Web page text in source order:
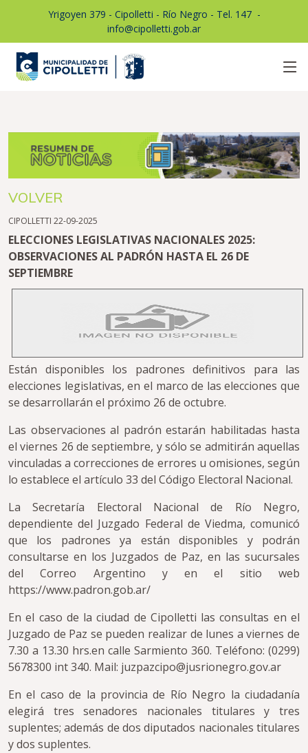
Yrigoyen 379 - Cipolletti - Río Negro - Tel. 1471 -
info@cipolletti.gob.ar
VOLVER
CIPOLLETTI 22-09-2025
ELECCIONES LEGISLATIVAS NACIONALES 2025:
OBSERVACIONES AL PADRÓN HASTA EL 26 DE
SEPTIEMBRE
Están disponibles los padrones definitivos para las
elecciones legislativas, en el marco de las elecciones que
se desarrollarán el próximo 26 de octubre.
Las observaciones al padrón estarán habilitadas hasta
el viernes 26 de septiembre, y sólo se admitirán aquellas
vinculadas a correcciones de errores u omisiones, según
lo establece el artículo 33 del Código Electoral Nacional.
La Secretaría Electoral Nacional de Río Negro,
dependiente del Juzgado Federal de Viedma, comunicó
que los padrones ya están disponibles y podrán
consultarse en los Juzgados de Paz, en las sucursales
del Correo Argentino y en el sitio web
https://www.padron.gob.ar/
En el caso de la ciudad de Cipolletti las consultas en el
Juzgado de Paz se pueden realizar de lunes a viernes de
7.30 a 13.30 hrs.en calle Sarmiento 360. Teléfono: (0299)
5678300 int 340. Mail: juzpazcipo@jusrionegro.gov.ar
En el caso de la provincia de Río Negro la ciudadanía
elegirá tres senadores nacionales titulares y tres
suplentes; además de dos diputados nacionales titulares
y dos suplentes.